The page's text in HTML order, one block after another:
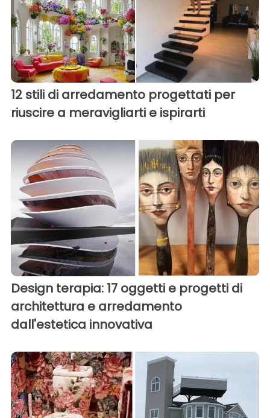
12 stili di arredamento progettati per
riuscire a meravigliarti e ispirarti
Design terapia: 17 oggetti e progetti di
architettura e arredamento
dall'estetica innovativa